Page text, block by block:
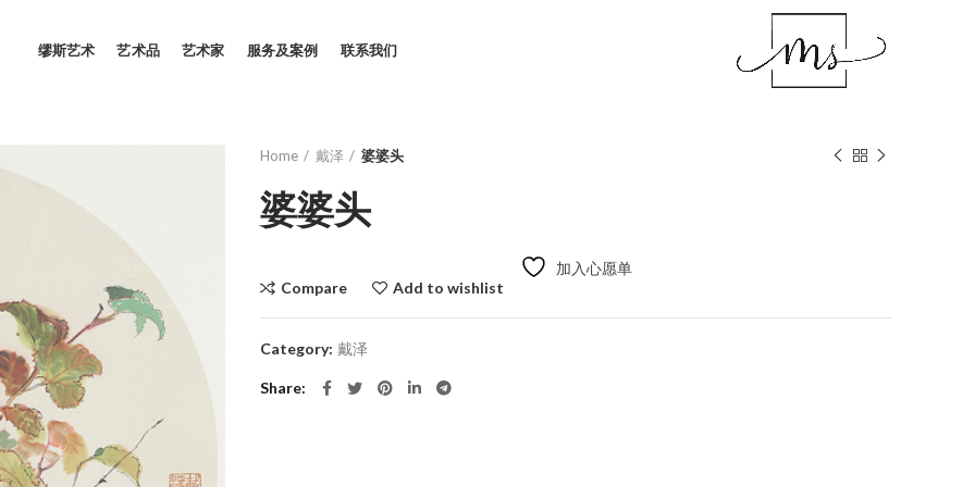
缪斯艺术 艺术品 艺术家 服务及案例 联系我们
Home 戴泽 婆婆头
婆婆头
加入心愿单
Compare
Add to wishlist
Category: 戴泽
Share